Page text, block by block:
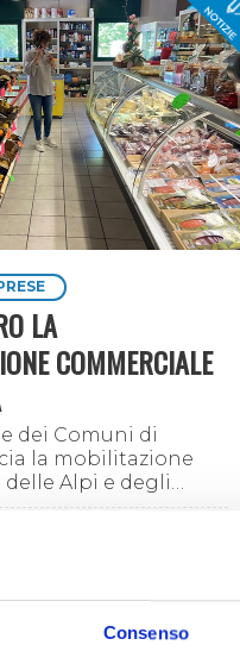
Consenso
LA
COMMERCIALE
dei Comuni di
la mobilitazione
Alpi e degli
contenimento della
commerciale in